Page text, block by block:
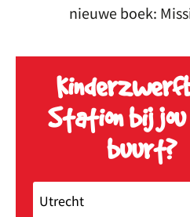
nieuwe boek:
Station bij jou
buurt?